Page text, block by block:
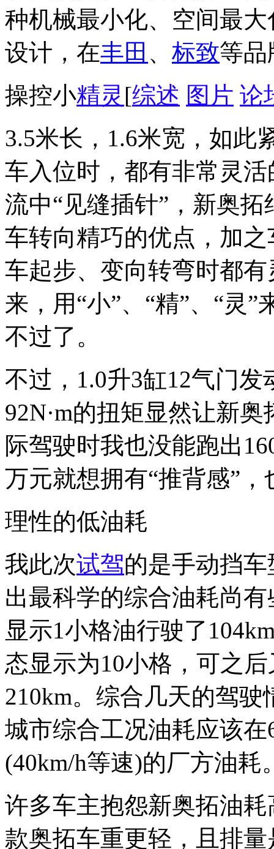
种机械最小化、空间最
设计，在丰田 、 标致等品
操控小精灵 [综述 图片 论
3.5米长，1.6米宽，如此
车入位时，都有非常灵
流中“见缝插针”，新奥
车转向精巧的优点，加
车起步、变向转弯时都
来，用“小”、“精”、“灵
不过了。
不过，1.0升3缸12气门
92N·m的扭矩显然让新
际驾驶时我也没能跑出
万元就想拥有“推背感”
理性的低油耗
我此次试驾的是手动挡
出最科学的综合油耗尚
显示1小格油行驶了
态显示为10小格，可之
210km。综合几天的驾
城市综合工况油耗应该
(40km/h等速)的厂方油耗
许多车主抱怨新奥拓油
款奥拓车重更轻，且排